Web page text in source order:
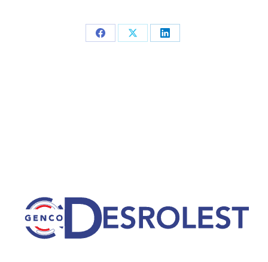
PartagerPartagerPartager